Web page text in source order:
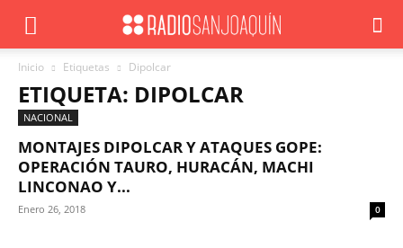
Inicio Etiquetas Dipolcar
ETIQUETA: DIPOLCAR
NACIONAL
MONTAJES DIPOLCAR Y ATAQUES GOPE:
OPERACIÓN TAURO, HURACÁN, MACHI
LINCONAO Y...
Enero 26, 2018 0